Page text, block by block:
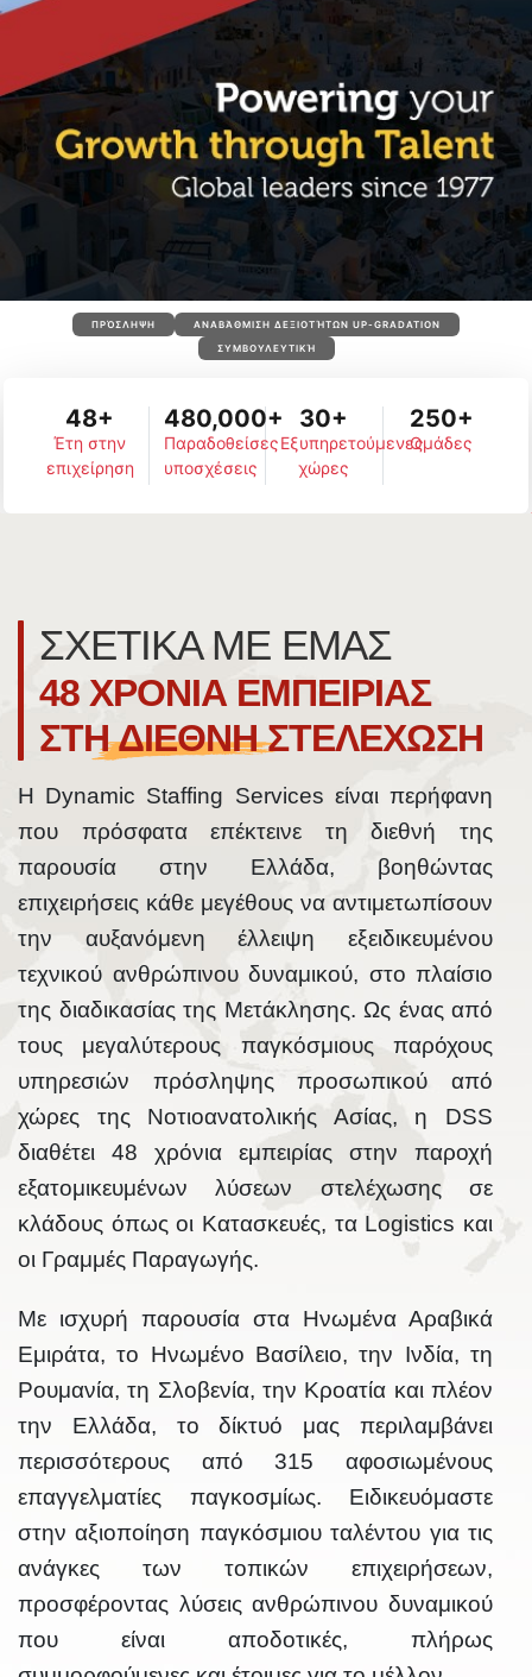
ΠΡΌΣΛΗΨΗ
ΑΝΑΒΆΘΜΙΣΗ ΔΕΞΙΟΤΉΤΩΝ UP-GRADATION
ΣΥΜΒΟΥΛΕΥΤΙΚΉ
48+
Έτη στην
επιχείρηση
480,000+
Παραδοθείσες
υποσχέσεις
30+
Εξυπηρετούμενες
χώρες
250+
Ομάδες
ΣΧΕΤΙΚΑ ΜΕ ΕΜΑΣ
48 ΧΡΟΝΙΑ ΕΜΠΕΙΡΙΑΣ
ΣΤΗ ΔΙΕΘΝΗ ΣΤΕΛΕΧΩΣΗ
Η Dynamic Staffing Services είναι περήφανη
που πρόσφατα επέκτεινε τη διεθνή της
παρουσία στην Ελλάδα, βοηθώντας
επιχειρήσεις κάθε μεγέθους να αντιμετωπίσουν
την αυξανόμενη έλλειψη εξειδικευμένου
τεχνικού ανθρώπινου δυναμικού, στο πλαίσιο
της διαδικασίας της Μετάκλησης. Ως ένας από
τους μεγαλύτερους παγκόσμιους παρόχους
υπηρεσιών πρόσληψης προσωπικού από
χώρες της Νοτιοανατολικής Ασίας, η DSS
διαθέτει 48 χρόνια εμπειρίας στην παροχή
εξατομικευμένων λύσεων στελέχωσης σε
κλάδους όπως οι Κατασκευές, τα Logistics και
οι Γραμμές Παραγωγής.
Με ισχυρή παρουσία στα Ηνωμένα Αραβικά
Εμιράτα, το Ηνωμένο Βασίλειο, την Ινδία, τη
Ρουμανία, τη Σλοβενία, την Κροατία και πλέον
την Ελλάδα, το δίκτυό μας περιλαμβάνει
περισσότερους από 315 αφοσιωμένους
επαγγελματίες παγκοσμίως. Ειδικευόμαστε
στην αξιοποίηση παγκόσμιου ταλέντου για τις
ανάγκες των τοπικών επιχειρήσεων,
προσφέροντας λύσεις ανθρώπινου δυναμικού
που είναι αποδοτικές, πλήρως